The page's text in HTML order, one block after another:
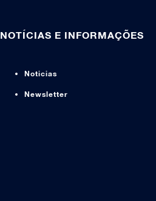
NOTÍCIAS E INFORMAÇÕES
Noticias
Newsletter